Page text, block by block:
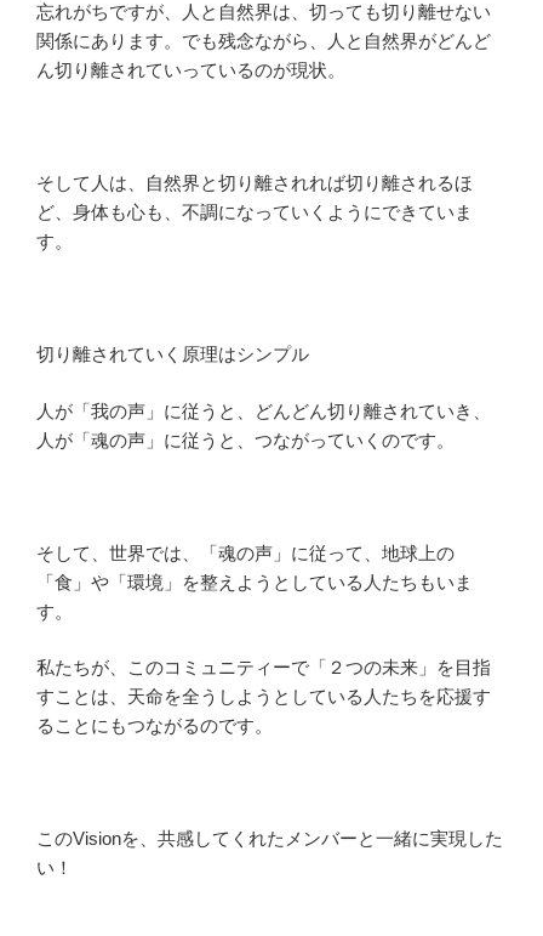
忘れがちですが、人と自然界は、切っても切り離せない
関係にあります。でも残念ながら、人と自然界がどんど
ん切り離されていっているのが現状。
そして人は、自然界と切り離されれば切り離されるほ
ど、身体も心も、不調になっていくようにできていま
す。
切り離されていく原理はシンプル
人が「我の声」に従うと、どんどん切り離されていき、
人が「魂の声」に従うと、つながっていくのです。
そして、世界では、「魂の声」に従って、地球上の
「食」や「環境」を整えようとしている人たちもいま
す。
私たちが、このコミュニティーで「２つの未来」を目指
すことは、天命を全うしようとしている人たちを応援す
ることにもつながるのです。
このVisionを、共感してくれたメンバーと一緒に実現した
い！